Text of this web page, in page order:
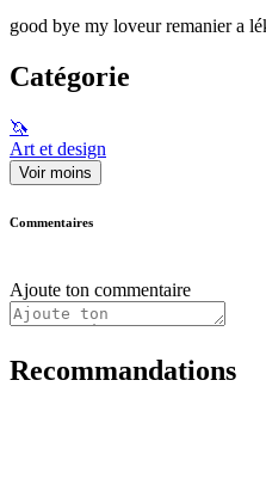
good bye my loveur remanier a
Catégorie
🦄
Art et design
Voir moins
Commentaires
Ajoute ton commentaire
Recommandations